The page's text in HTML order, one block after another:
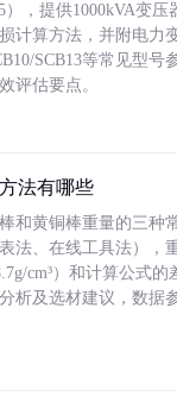
），提供1000kVA变
计算方法，并附电力
SCB13等常见型号
评估要点。
法有哪些
和黄铜棒重量的三种
法、在线工具法），
cm³）和计算公式的
析及选材建议，数据